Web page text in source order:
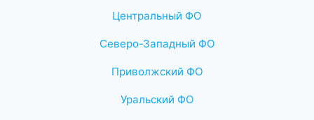
Центральный ФО
Северо-Западный ФО
Приволжский ФО
Уральский ФО